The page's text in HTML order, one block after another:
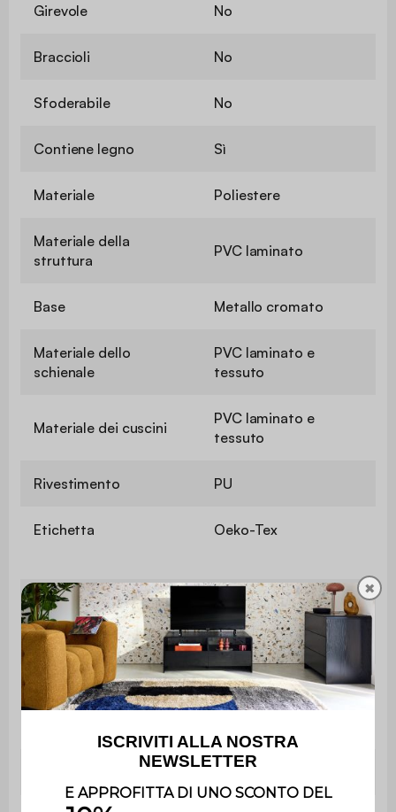
Girevole No
Braccioli No
Sfoderabile No
Contiene legno Sì
Materiale Poliestere
Materiale della
struttura
PVC laminato
Base Metallo cromato
Materiale dello
schienale
PVC laminato e
tessuto
Materiale dei cuscini
PVC laminato e
tessuto
Rivestimento PU
Etichetta Oeko-Tex
Densità della
schiuma della
seduta
Schiuma di poliuretano
(25 kg/m3)
Densità della
schiuma dello
Schiuma di poliuretano
(25 kg/m³)
Altezza della sedia 80
✖